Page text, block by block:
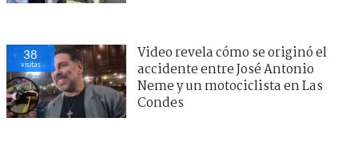
38
visitas
Video revela cómo se originó el
accidente entre José Antonio
Neme y un motociclista en Las
Condes